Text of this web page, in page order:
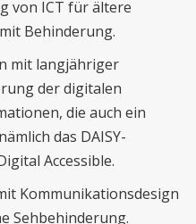
von ICT für ältere
Behinderung.
mit langjähriger
der digitalen
die auch ein
das DAISY-
Accessible.
Kommunikationsdesign
Sehbehinderung.